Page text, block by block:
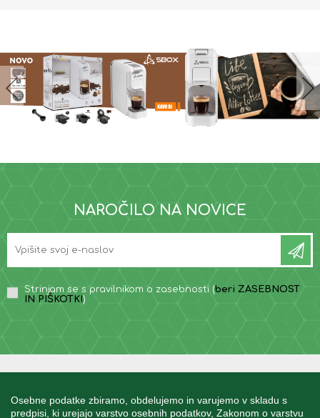
Osebne podatke zbiramo, obdelujemo in varujemo v skladu s
predpisi, ki urejajo varstvo osebnih podatkov, Zakonom o varstvu
NAROČILO NA NOVICE
Strinjam se s pravilnikom o zasebnosti (beri ZASEBNOST
IN PIŠKOTKI )